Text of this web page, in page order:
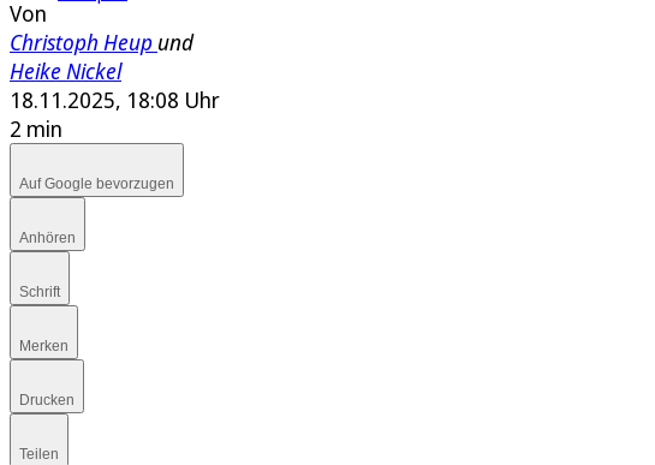
Von
Christoph Heup und
Heike Nickel
18.11.2025, 18:08 Uhr
2 min
Auf Google bevorzugen
Anhören
Schrift
Merken
Drucken
Teilen